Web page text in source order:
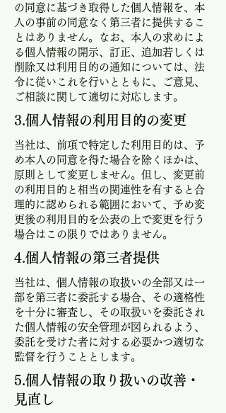
の同意に基づき取得した個人情報を、本
人の事前の同意なく第三者に提供するこ
とはありません。なお、本人の求めによ
る個人情報の開示、訂正、追加若しくは
削除又は利用目的の通知については、法
令に従いこれを行いとともに、ご意見、
ご相談に関して適切に対応します。
​3.個人情報の利用目的の変更
​当社は、前項で特定した利用目的は、予
め本人の同意を得た場合を除くほかは、
原則として変更しません。但し、変更前
の利用目的と相当の関連性を有すると合
理的に認められる範囲において、予め変
更後の利用目的を公表の上で変更を行う
場合はこの限りではありません。
​4.個人情報の第三者提供
​当社は、個人情報の取扱いの全部又は一
部を第三者に委託する場合、その適格性
を十分に審査し、その取扱いを委託され
た個人情報の安全管理が図られるよう、
委託を受けた者に対する必要かつ適切な
監督を行うこととします。
5.個人情報の取り扱いの改善・
見直し